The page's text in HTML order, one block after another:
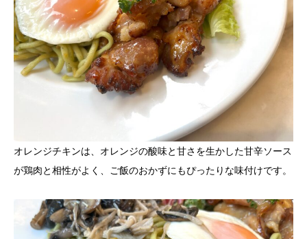
オレンジチキンは、オレンジの酸味と甘さを生かした甘辛ソース
が鶏肉と相性がよく、ご飯のおかずにもぴったりな味付けです。